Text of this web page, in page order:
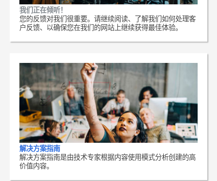
我们正在倾听！
您的反馈对我们很重要。请继续阅读、了解我们如何处理客
户反馈、以确保您在我们的网站上继续获得最佳体验。
解决方案指南
解决方案指南是由技术专家根据内容使用模式分析创建的高
价值内容。